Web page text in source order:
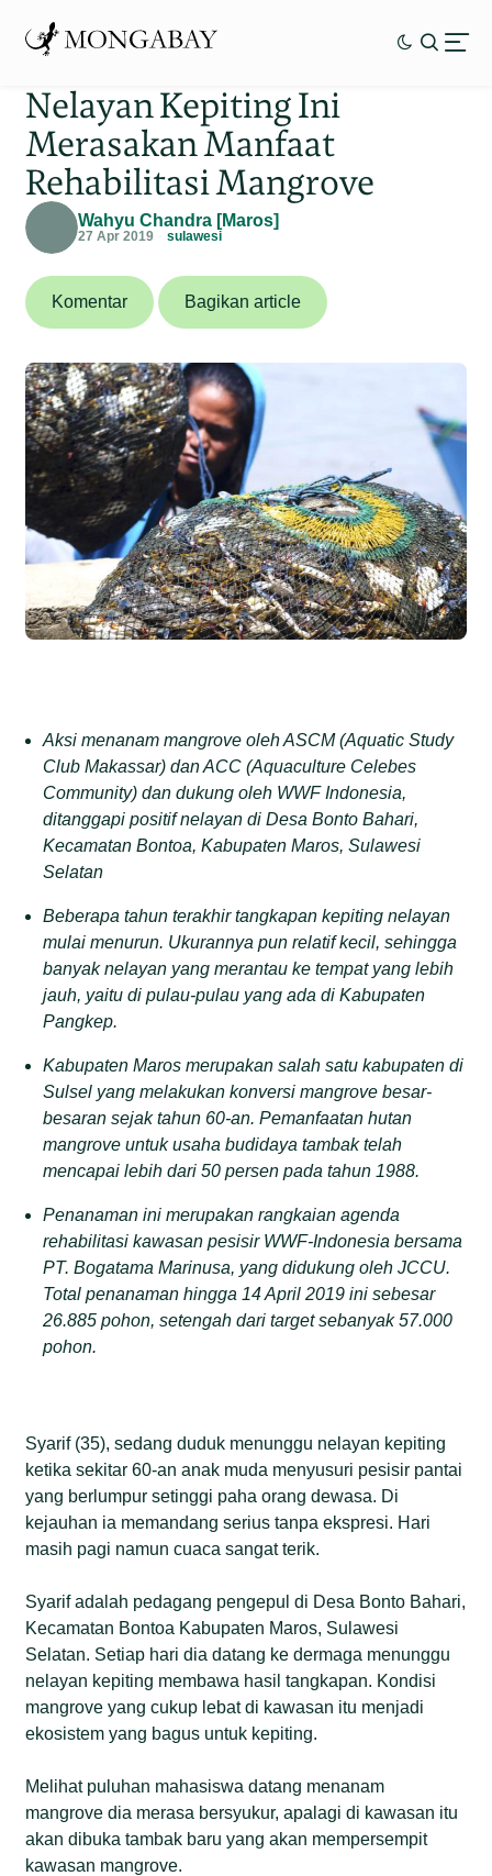
Nelayan Kepiting Ini
Merasakan Manfaat
Rehabilitasi Mangrove
Wahyu Chandra [Maros]
27 Apr 2019 sulawesi
Komentar Bagikan article
Aksi menanam mangrove oleh ASCM (Aquatic Study
Club Makassar) dan ACC (Aquaculture Celebes
Community) dan dukung oleh WWF Indonesia,
ditanggapi positif nelayan di Desa Bonto Bahari,
Kecamatan Bontoa, Kabupaten Maros, Sulawesi
Selatan
Beberapa tahun terakhir tangkapan kepiting nelayan
mulai menurun. Ukurannya pun relatif kecil, sehingga
banyak nelayan yang merantau ke tempat yang lebih
jauh, yaitu di pulau-pulau yang ada di Kabupaten
Pangkep.
Kabupaten Maros merupakan salah satu kabupaten di
Sulsel yang melakukan konversi mangrove besar-
besaran sejak tahun 60-an. Pemanfaatan hutan
mangrove untuk usaha budidaya tambak telah
mencapai lebih dari 50 persen pada tahun 1988.
Penanaman ini merupakan rangkaian agenda
rehabilitasi kawasan pesisir WWF-Indonesia bersama
PT. Bogatama Marinusa, yang didukung oleh JCCU.
Total penanaman hingga 14 April 2019 ini sebesar
26.885 pohon, setengah dari target sebanyak 57.000
pohon.
Syarif (35), sedang duduk menunggu nelayan kepiting
ketika sekitar 60-an anak muda menyusuri pesisir pantai
yang berlumpur setinggi paha orang dewasa. Di
kejauhan ia memandang serius tanpa ekspresi. Hari
masih pagi namun cuaca sangat terik.
Syarif adalah pedagang pengepul di Desa Bonto Bahari,
Kecamatan Bontoa Kabupaten Maros, Sulawesi
Selatan. Setiap hari dia datang ke dermaga menunggu
nelayan kepiting membawa hasil tangkapan. Kondisi
mangrove yang cukup lebat di kawasan itu menjadi
ekosistem yang bagus untuk kepiting.
Melihat puluhan mahasiswa datang menanam
mangrove dia merasa bersyukur, apalagi di kawasan itu
akan dibuka tambak baru yang akan mempersempit
kawasan mangrove.